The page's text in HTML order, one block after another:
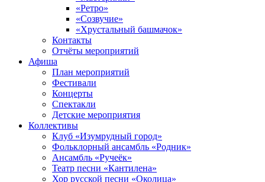
«Ретро»
«Созвучие»
«Хрустальный башмачок»
Контакты
Отчёты мероприятий
Афиша
План мероприятий
Фестивали
Концерты
Спектакли
Детские мероприятия
Коллективы
Клуб «Изумрудный город»
Фольклорный ансамбль «Родник»
Ансамбль «Ручеёк»
Театр песни «Кантилена»
Хор русской песни «Околица»